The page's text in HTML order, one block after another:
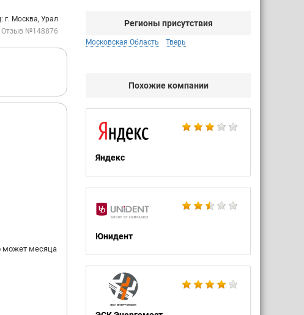
г. Москва, Урал
Отзыв №148876
может месяца
Регионы присутствия
Московская Область Тверь
Похожие компании
Яндекс
Юнидент